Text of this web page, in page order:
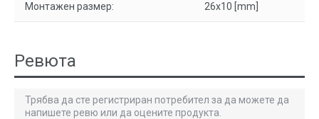
Монтажен размер: 26x10 [mm]
Ревюта
Трябва да сте регистриран потребител за да можете да
напишете ревю или да оцените продукта.